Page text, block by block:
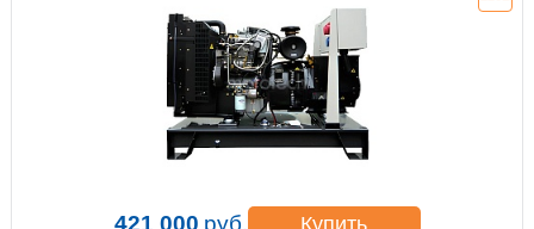
Купить